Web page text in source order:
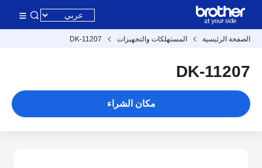
الصفحة الرئيسية المستهلكات والتجهيزات DK-11207
DK-11207
مكان الشراء